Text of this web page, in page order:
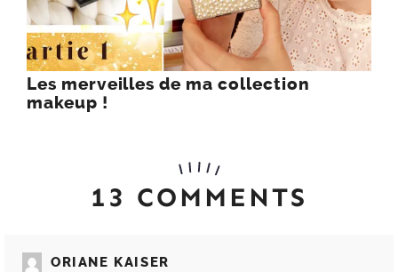
Les merveilles de ma collection
makeup !
13 COMMENTS
ORIANE KAISER